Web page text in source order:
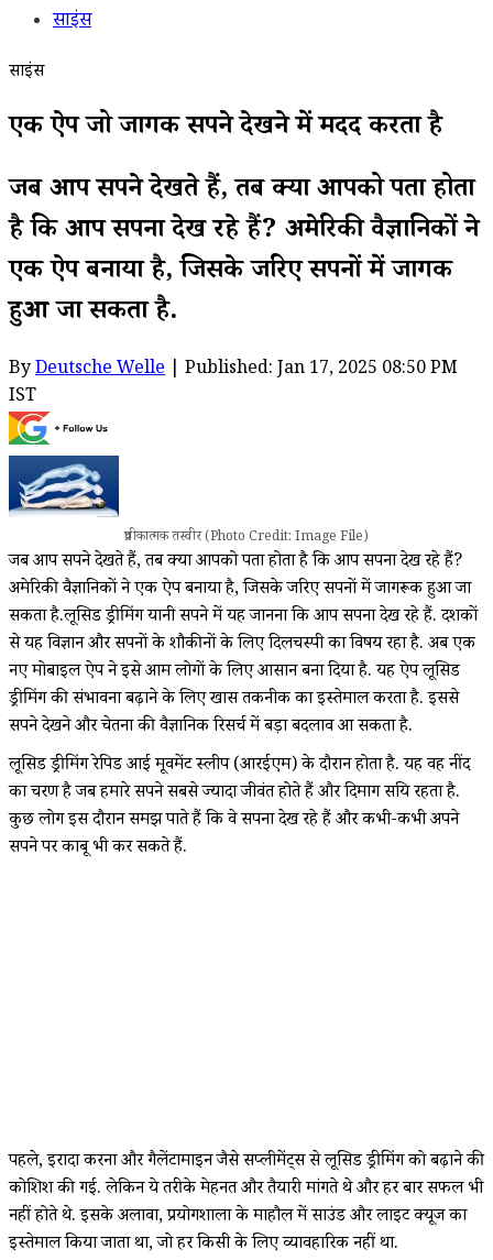
साइंस
साइंस
एक ऐप जो जागरूक सपने देखने में मदद करता है
जब आप सपने देखते हैं, तब क्या आपको पता होता
है कि आप सपना देख रहे हैं? अमेरिकी वैज्ञानिकों ने
एक ऐप बनाया है, जिसके जरिए सपनों में जागरूक
हुआ जा सकता है.
ByDeutsche Welle | Published: Jan 17, 2025 08:50 PM
IST
प्रतीकात्मक तस्वीर (Photo Credit: Image File)
जब आप सपने देखते हैं, तब क्या आपको पता होता है कि आप सपना देख रहे हैं?
अमेरिकी वैज्ञानिकों ने एक ऐप बनाया है, जिसके जरिए सपनों में जागरूक हुआ जा
सकता है.लूसिड ड्रीमिंग यानी सपने में यह जानना कि आप सपना देख रहे हैं. दशकों
से यह विज्ञान और सपनों के शौकीनों के लिए दिलचस्पी का विषय रहा है. अब एक
नए मोबाइल ऐप ने इसे आम लोगों के लिए आसान बना दिया है. यह ऐप लूसिड
ड्रीमिंग की संभावना बढ़ाने के लिए खास तकनीक का इस्तेमाल करता है. इससे
सपने देखने और चेतना की वैज्ञानिक रिसर्च में बड़ा बदलाव आ सकता है.
लूसिड ड्रीमिंग रेपिड आई मूवमेंट स्लीप (आरईएम) के दौरान होता है. यह वह नींद
का चरण है जब हमारे सपने सबसे ज्यादा जीवंत होते हैं और दिमाग सक्रिय रहता है.
कुछ लोग इस दौरान समझ पाते हैं कि वे सपना देख रहे हैं और कभी-कभी अपने
सपने पर काबू भी कर सकते हैं.
पहले, इरादा करना और गैलेंटामाइन जैसे सप्लीमेंट्स से लूसिड ड्रीमिंग को बढ़ाने की
कोशिश की गई. लेकिन ये तरीके मेहनत और तैयारी मांगते थे और हर बार सफल भी
नहीं होते थे. इसके अलावा, प्रयोगशाला के माहौल में साउंड और लाइट क्यूज का
इस्तेमाल किया जाता था, जो हर किसी के लिए व्यावहारिक नहीं था.